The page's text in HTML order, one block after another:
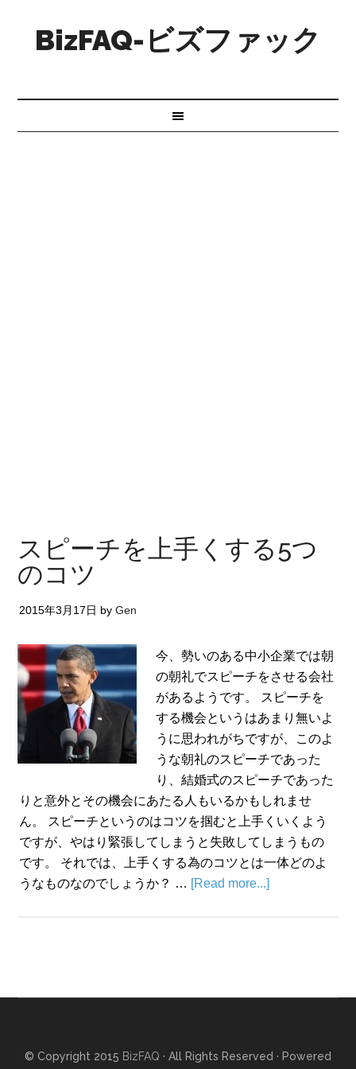
BizFAQ-ビズファック
スピーチを上手くする5つ
のコツ
2015年3月17日 byGen
今、勢いのある中小企業では朝
の朝礼でスピーチをさせる会社
があるようです。 スピーチを
する機会というはあまり無いよ
うに思われがちですが、このよ
うな朝礼のスピーチであった
り、結婚式のスピーチであった
りと意外とその機会にあたる人もいるかもしれませ
ん。 スピーチというのはコツを掴むと上手くいくよう
ですが、やはり緊張してしまうと失敗してしまうもの
です。 それでは、上手くする為のコツとは一体どのよ
うなものなのでしょうか？ … [Read more...]
© Copyright 2015 BizFAQ · All Rights Reserved · Powered